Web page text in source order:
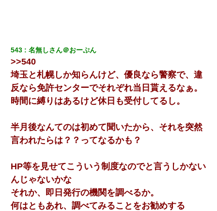
さっき嫁から、「愛しています」ってメールが届いた。俺も「愛
してます」って送ったら
ワイ144kg彼女98kgデブカップル、1年間毎日行為しまくった結
果
安だ）→ 仕事を早退して帰宅すると、嫁と嫁両親と知らない男が
２人・・・
断りした。後日Aの企みを知ってゾッとするやら腹立つやら！
【衝撃】ある工場に配属すると、女の人がみんな退職してしま
う。会社「仕事がハードだし田舎で娯楽も少ないからキツイの
か…」→ 実際は違った
543 名無しさん＠おーぷん
>>540
埼玉と札幌しか知らんけど、優良なら警察で、違
反なら免許センターでそれぞれ当日貰えるなぁ。
時間に縛りはあるけど休日も受付してるし。
半月後なんてのは初めて聞いたから、それを突然
言われたらは？？ってなるかも？
HP等を見せてこういう制度なのでと言うしかない
んじゃないかな
それか、即日発行の機関を調べるか。
何はともあれ、調べてみることをお勧めする